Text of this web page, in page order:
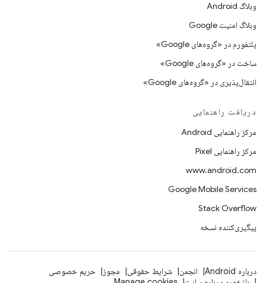
وبلاگ Android
وبلاگ امنیت Google
پلتفورم در «گروه‌های Google»
ساخت در «گروه‌های Google»
انتقال‌پذیری در «گروه‌های Google»
دریافت راهنمایی
مرکز راهنمایی Android
مرکز راهنمایی Pixel
www.android.com
Google Mobile Services
Stack Overflow
پیگیری‌کننده نسخه
درباره Android انجمن شرایط حقوقی مجوز
حریم خصوصی